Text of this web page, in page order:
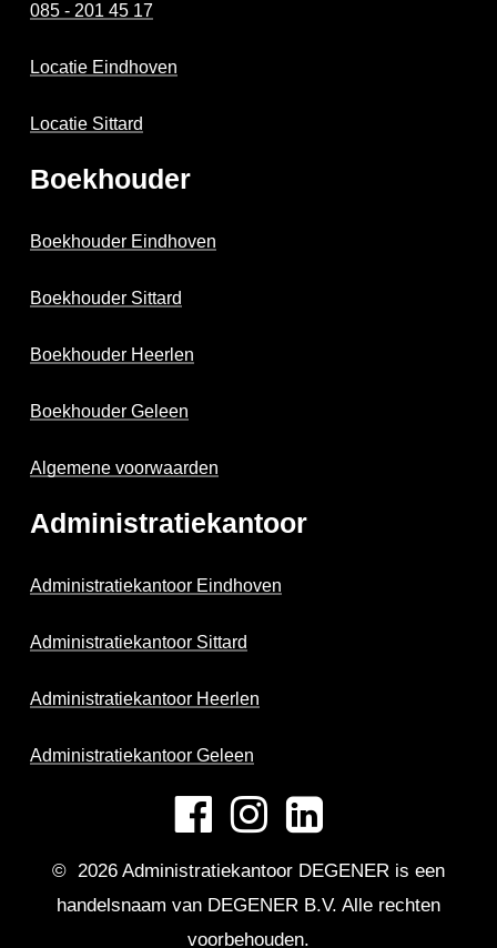
085 - 201 45 17
Locatie Eindhoven
Locatie Sittard
Boekhouder
Boekhouder Eindhoven
Boekhouder Sittard
Boekhouder Heerlen
Boekhouder Geleen
Algemene voorwaarden
Administratiekantoor
Administratiekantoor Eindhoven
Administratiekantoor Sittard
Administratiekantoor Heerlen
Administratiekantoor Geleen
© 2026Administratiekantoor DEGENER is een
handelsnaam van DEGENER B.V. Alle rechten
voorbehouden.